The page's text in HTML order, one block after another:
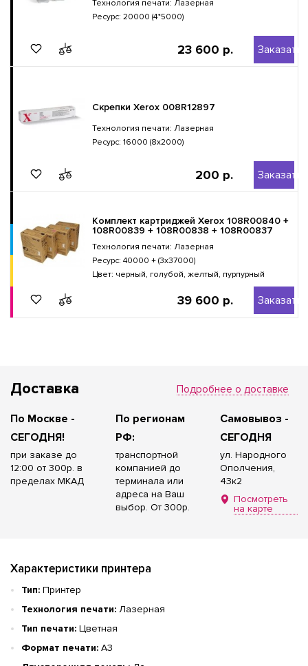
Технология печати: Лазерная
Ресурс: 20000 (4*5000)
23 600 р. Заказать
Скрепки Xerox 008R12897
Технология печати: Лазерная
Ресурс: 16000 (8x2000)
200 р. Заказать
Комплект картриджей Xerox 108R00840 +
108R00839 + 108R00838 + 108R00837
Технология печати: Лазерная
Ресурс: 40000 + (3х37000)
Цвет: черный, голубой, желтый, пурпурный
39 600 р. Заказать
Доставка
По Москве -
СЕГОДНЯ!
при заказе до
12:00 от 300р. в
пределах МКАД
По регионам
РФ:
транспортной
компанией до
терминала или
адреса на Ваш
выбор. От 300р.
Самовывоз -
СЕГОДНЯ
ул. Народного
Ополчения,
43к2
Посмотреть
на карте
Подробнее о доставке
Характеристики принтера
Тип: Принтер
Технология печати: Лазерная
Тип печати: Цветная
Формат печати: A3